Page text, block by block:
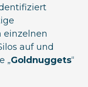
einzelnen
auf und
„Goldnuggets“